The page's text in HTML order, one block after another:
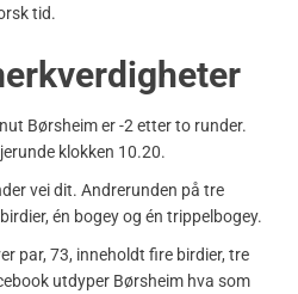
tid.
Børsheim er -2 etter to runder.
klokken 10.20.
vei dit. Andrerunden på tre
én bogey og én trippelbogey.
par, 73, inneholdt fire birdier, tre
utdyper Børsheim hva som